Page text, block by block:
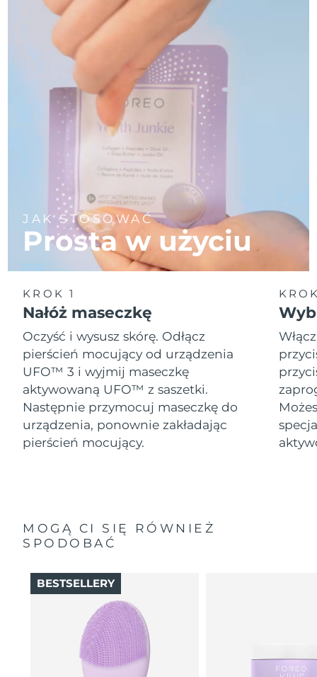
JAK STOSOWAĆ
Prosta w użyciu
KROK 1
Nałóż maseczkę
Oczyść i wysusz skórę. Odłącz
pierścień mocujący od urządzenia
UFO™ 3 i wyjmij maseczkę
aktywowaną UFO™ z saszetki.
Następnie przymocuj maseczkę do
urządzenia, ponownie zakładając
pierścień mocujący.
MOGĄ CI SIĘ RÓWNIEŻ
SPODOBAĆ
BESTSELLERY